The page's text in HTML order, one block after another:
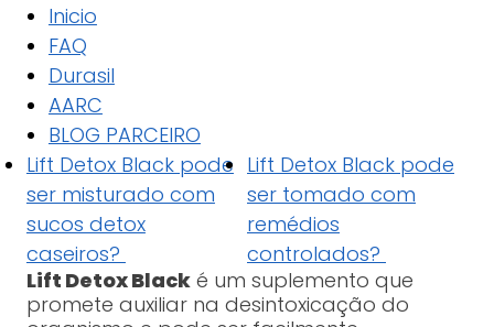
Inicio
FAQ
Durasil
AARC
BLOG PARCEIRO
Lift Detox Black pode
ser misturado com
sucos detox
caseiros?
Lift Detox Black pode
ser tomado com
remédios
controlados?
Lift Detox Blacké um suplemento que
promete auxiliar na desintoxicação do